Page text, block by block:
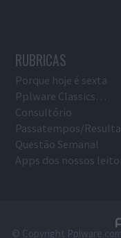
RUBRICAS
Porque hoje é sexta
Pplware Classics…
Consultório
Passatempos/
Questão Semanal
Apps dos nossos
© Copyright